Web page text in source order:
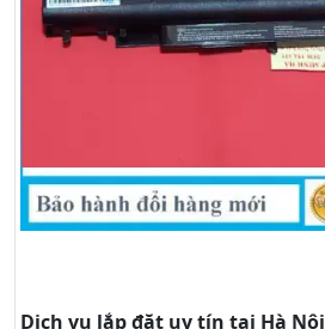
Dịch vụ lắp đặt uy tín tại Hà Nội